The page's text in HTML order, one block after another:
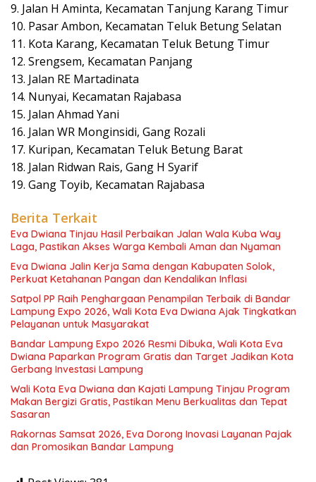
9. Jalan H Aminta, Kecamatan Tanjung Karang Timur
10. Pasar Ambon, Kecamatan Teluk Betung Selatan
11. Kota Karang, Kecamatan Teluk Betung Timur
12. Srengsem, Kecamatan Panjang
13. Jalan RE Martadinata
14. Nunyai, Kecamatan Rajabasa
15. Jalan Ahmad Yani
16. Jalan WR Monginsidi, Gang Rozali
17. Kuripan, Kecamatan Teluk Betung Barat
18. Jalan Ridwan Rais, Gang H Syarif
19. Gang Toyib, Kecamatan Rajabasa
Berita Terkait
Eva Dwiana Tinjau Hasil Perbaikan Jalan Wala Kuba Way
Laga, Pastikan Akses Warga Kembali Aman dan Nyaman
Eva Dwiana Jalin Kerja Sama dengan Kabupaten Solok,
Perkuat Ketahanan Pangan dan Kendalikan Inflasi
Satpol PP Raih Penghargaan Penampilan Terbaik di Bandar
Lampung Expo 2026, Wali Kota Eva Dwiana Ajak Tingkatkan
Pelayanan untuk Masyarakat
Bandar Lampung Expo 2026 Resmi Dibuka, Wali Kota Eva
Dwiana Paparkan Program Gratis dan Target Jadikan Kota
Gerbang Investasi Lampung
Wali Kota Eva Dwiana dan Kajati Lampung Tinjau Program
Makan Bergizi Gratis, Pastikan Menu Berkualitas dan Tepat
Sasaran
Rakornas Samsat 2026, Eva Dorong Inovasi Layanan Pajak
dan Promosikan Bandar Lampung